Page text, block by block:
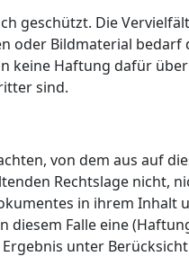
geschützt. Die
oder Bildmaterial bedarf
keine Haftung dafür
sind.
von dem aus auf
Rechtslage nicht,
in ihrem Inhalt
Falle eine
unter